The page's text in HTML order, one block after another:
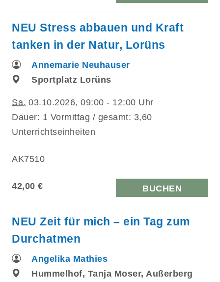
NEU Stress abbauen und Kraft
tanken in der Natur, Lorüns
Annemarie Neuhauser
Sportplatz Lorüns
Sa. 03.10.2026, 09:00 - 12:00 Uhr
Dauer: 1 Vormittag / gesamt: 3,60
Unterrichtseinheiten
AK7510
42,00 € BUCHEN
NEU Zeit für mich – ein Tag zum
Durchatmen
Angelika Mathies
Hummelhof, Tanja Moser, Außerberg